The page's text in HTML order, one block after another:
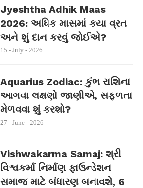
Jyeshtha Adhik Maas
2026: અધિક માસમાં કયા વ્રત
અને શું દાન કરવું જોઈએ?
15 - July - 2026
Aquarius Zodiac: કુંભ રાશિના
આગવા લક્ષણો જાણીએ, સફળતા
મેળવવા શું કરશો?
27 - June - 2026
Vishwakarma Samaj: શ્રી
વિશ્વકર્મા નિર્માણ ફાઉન્ડેશન
સમાજ માટે બંધારણ બનાવશે, 6